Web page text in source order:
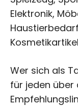
Elektronik,
Wer sich als
für jeden über